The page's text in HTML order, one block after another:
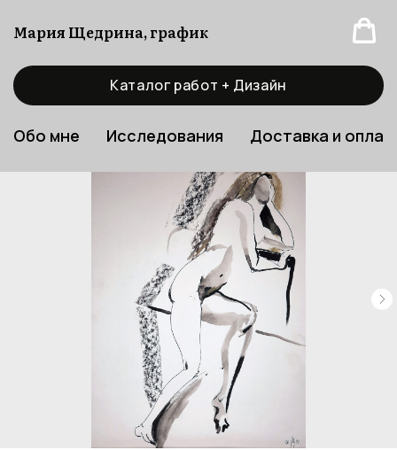
Мария Щедрина, график
Каталог работ + Дизайн
Обо мне Исследования Доставка и